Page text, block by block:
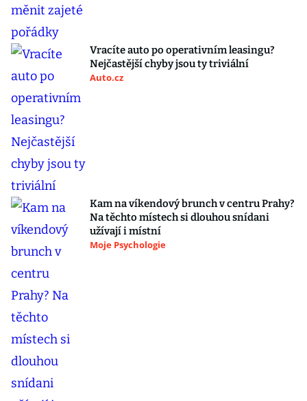
Vracíte auto po operativním leasingu?
Nejčastější chyby jsou ty triviální
Auto.cz
Kam na víkendový brunch v centru Prahy?
Na těchto místech si dlouhou snídani
užívají i místní
Moje Psychologie